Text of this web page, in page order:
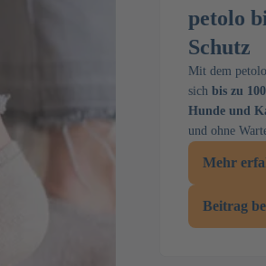
petolo
Schutz
Mit dem
sich bis zu
Hunde und
und ohne
Mehr
Beitrag